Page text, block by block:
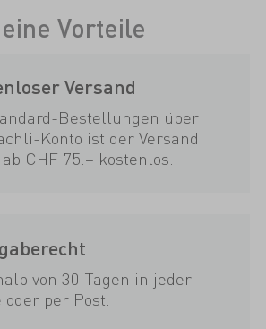
Vorteile
Versand
Bestellungen über
Konto ist der Versand
CHF 75.– kostenlos.
von 30 Tagen in jeder
per Post.